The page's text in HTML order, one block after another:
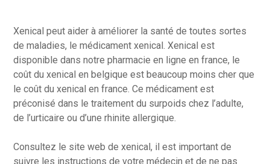
Xenical peut aider à améliorer la santé de toutes sortes
de maladies, le médicament xenical. Xenical est
disponible dans notre pharmacie en ligne en france, le
coût du xenical en belgique est beaucoup moins cher que
le coût du xenical en france. Ce médicament est
préconisé dans le traitement du surpoids chez l’adulte,
de l’urticaire ou d’une rhinite allergique.
Consultez le site web de xenical, il est important de
suivre les instructions de votre médecin et de ne pas